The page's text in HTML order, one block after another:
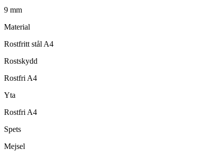
9 mm
Material
Rostfritt stål A4
Rostskydd
Rostfri A4
Yta
Rostfri A4
Spets
Mejsel